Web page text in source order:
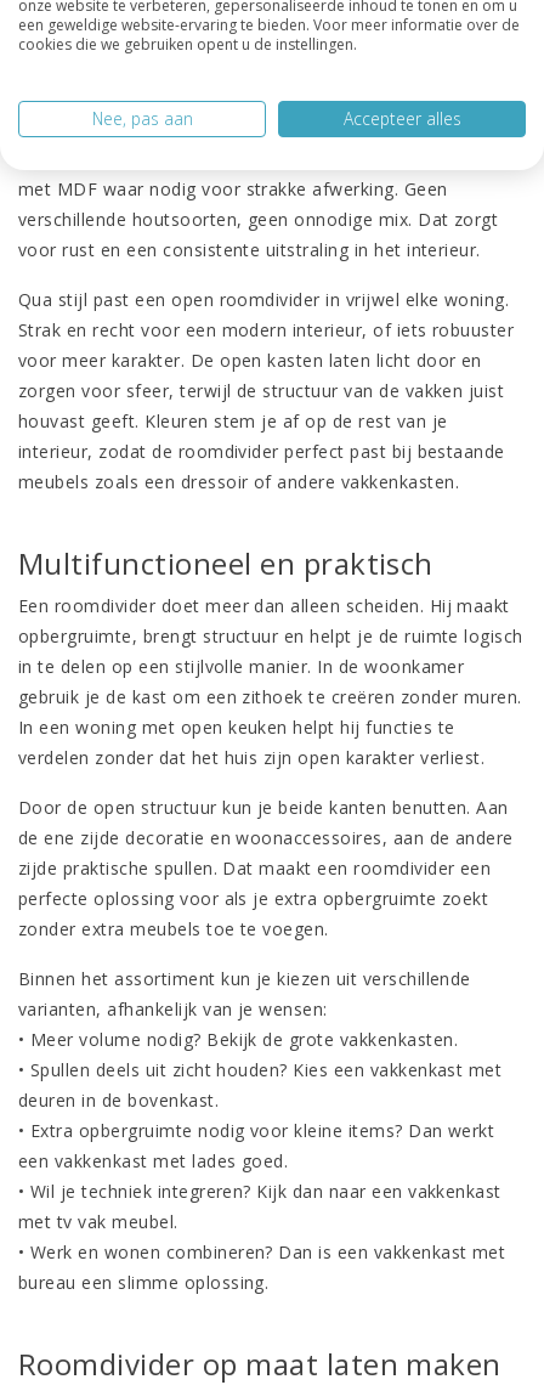
voor elke ruimte
met MDF waar nodig voor strakke afwerking. Geen
verschillende houtsoorten, geen onnodige mix. Dat zorgt
voor rust en een consistente uitstraling in het interieur.
Qua stijl past een open roomdivider in vrijwel elke woning.
Strak en recht voor een modern interieur, of iets robuuster
voor meer karakter. De open kasten laten licht door en
zorgen voor sfeer, terwijl de structuur van de vakken juist
houvast geeft. Kleuren stem je af op de rest van je
interieur, zodat de roomdivider perfect past bij bestaande
meubels zoals een dressoir of andere vakkenkasten.
Multifunctioneel en praktisch
Een roomdivider doet meer dan alleen scheiden. Hij maakt
opbergruimte, brengt structuur en helpt je de ruimte logisch
in te delen op een stijlvolle manier. In de woonkamer
gebruik je de kast om een zithoek te creëren zonder muren.
In een woning met open keuken helpt hij functies te
verdelen zonder dat het huis zijn open karakter verliest.
Door de open structuur kun je beide kanten benutten. Aan
de ene zijde decoratie en woonaccessoires, aan de andere
zijde praktische spullen. Dat maakt een roomdivider een
perfecte oplossing voor als je extra opbergruimte zoekt
zonder extra meubels toe te voegen.
Binnen het assortiment kun je kiezen uit verschillende
varianten, afhankelijk van je wensen:
• Meer volume nodig? Bekijk de grote vakkenkasten.
• Spullen deels uit zicht houden? Kies een vakkenkast met
deuren in de bovenkast.
• Extra opbergruimte nodig voor kleine items? Dan werkt
een vakkenkast met lades goed.
• Wil je techniek integreren? Kijk dan naar eenvakkenkast
met tv vak meubel.
• Werk en wonen combineren? Dan is een vakkenkast met
bureau een slimme oplossing.
Roomdivider op maat laten maken
onze website te verbeteren, gepersonaliseerde inhoud te tonen en om u
een geweldige website-ervaring te bieden. Voor meer informatie over de
cookies die we gebruiken opent u de instellingen.
Nee, pas aan Accepteer alles